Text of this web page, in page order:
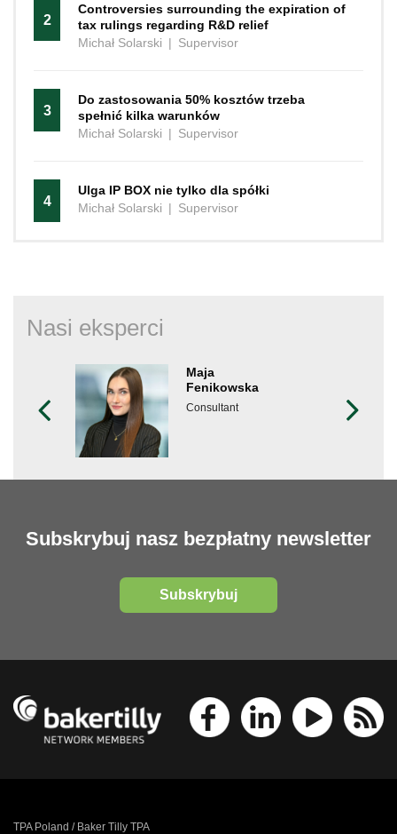
2
Controversies surrounding the expiration of
tax rulings regarding R&D relief
Michał Solarski | Supervisor
3
Do zastosowania 50% kosztów trzeba
spełnić kilka warunków
Michał Solarski | Supervisor
4
Ulga IP BOX nie tylko dla spółki
Michał Solarski | Supervisor
Nasi eksperci
Maja
Fenikowska
Consultant
Subskrybuj nasz bezpłatny newsletter
Subskrybuj
TPA Poland / Baker Tilly TPA